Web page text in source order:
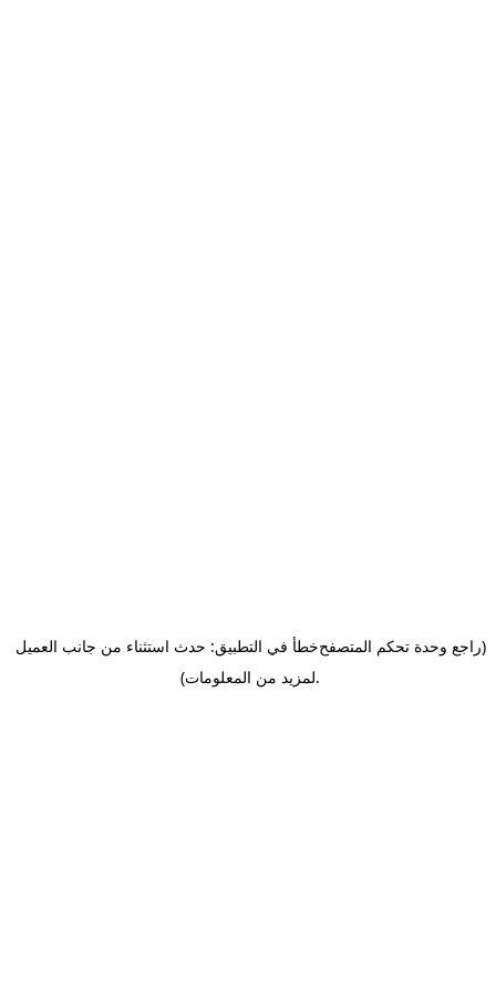
خطأ في التطبيق: حدث استثناء من جانب العميل(راجع وحدة تحكم المتصفح
لمزيد من المعلومات).